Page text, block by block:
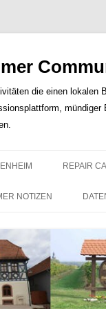
die einen lokalen
mündiger
REPAIR
NOTIZEN